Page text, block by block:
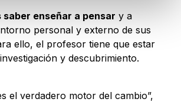
saber enseñar a pensar y a
personal y externo de sus
ello, el profesor tiene que estar
y descubrimiento.
el verdadero motor del cambio”,